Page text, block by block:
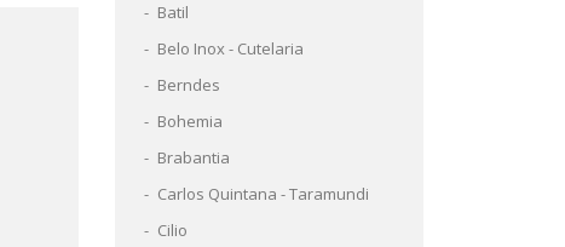
Batil
Belo Inox - Cutelaria
Berndes
Bohemia
Brabantia
Carlos Quintana - Taramundi
Cilio